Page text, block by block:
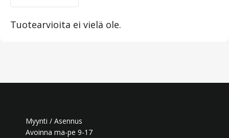
Tuotearvioita ei vielä ole.
Myynti / Asennus
Avoinna ma-pe 9-17